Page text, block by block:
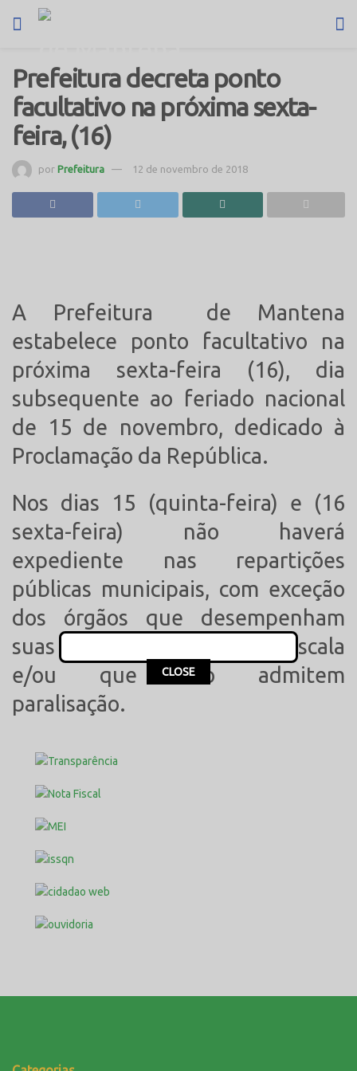
Prefeitura decreta ponto
facultativo na próxima sexta-
feira, (16)
por Prefeitura 12 de novembro de 2018
A Prefeitura de Mantena
estabelece ponto facultativo na
próxima sexta-feira (16), dia
subsequente ao feriado nacional
de 15 de novembro, dedicado à
Proclamação da República.
Nos dias 15 (quinta-feira) e (16
sexta-feira) não haverá
expediente nas repartições
públicas municipais, com exceção
dos órgãos que desempenham
suas funções em regime de escala
e/ou que não admitem
paralisação.
This popup will close in:
CLOSE